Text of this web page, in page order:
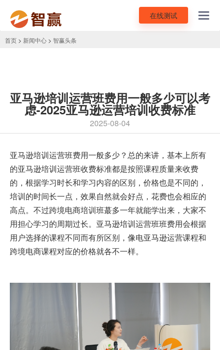
在线测试
首页 > 新闻中心 > 智赢头条
亚马逊培训运营班费用一般多少可以考
虑-2025亚马逊运营培训收费标准
2025-08-04
亚马逊培训运营班费用一般多少？总的来讲，基本上所有
的亚马逊培训运营班收费标准都是按照课程质量来收费
的，根据学习时长和学习内容的区别，价格也是不同的，
培训的时间长一点，效果自然就会好点，花费也会相应的
高点。不过跨境电商培训班蕞多一年就能学出来，大家不
用担心学习的周期过长。亚马逊培训运营班班费用会根据
用户选择的课程不同而有所区别，像电亚马逊运营课程和
跨境电商课程对应的价格就各不一样。